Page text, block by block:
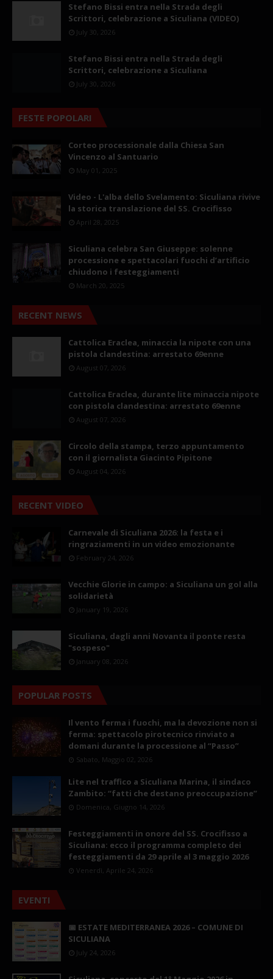
Stefano Bissi entra nella Strada degli
Scrittori, celebrazione a Siculiana (VIDEO)
July 30, 2026
Stefano Bissi entra nella Strada degli
Scrittori, celebrazione a Siculiana
July 30, 2026
FESTE POPOLARI
Corteo processionale dalla Chiesa San
Vincenzo al Santuario
May 01, 2025
Video - L'alba dello Svelamento: Siculiana rivive
la storica translazione del SS. Crocifisso
April 28, 2025
Siculiana celebra San Giuseppe: solenne
processione e spettacolari fuochi d’artificio
chiudono i festeggiamenti
March 20, 2025
RECENT NEWS
Cattolica Eraclea, minaccia la nipote con una
pistola clandestina: arrestato 69enne
August 07, 2026
Cattolica Eraclea, durante lite minaccia nipote
con pistola clandestina: arrestato 69enne
August 07, 2026
Circolo della stampa, terzo appuntamento
con il giornalista Giacinto Pipitone
August 04, 2026
RECENT VIDEO
Carnevale di Siculiana 2026: la festa e i
ringraziamenti in un video emozionante
February 24, 2026
Vecchie Glorie in campo: a Siculiana un gol alla
solidarietà
January 19, 2026
Siculiana, dagli anni Novanta il ponte resta
"sospeso"
January 08, 2026
POPULAR POSTS
Il vento ferma i fuochi, ma la devozione non si
ferma: spettacolo pirotecnico rinviato a
domani durante la processione al “Passo”
Sabato, Maggio 02, 2026
Lite nel traffico a Siculiana Marina, il sindaco
Zambito: “fatti che destano preoccupazione”
Domenica, Giugno 14, 2026
Festeggiamenti in onore del SS. Crocifisso a
Siculiana: ecco il programma completo dei
festeggiamenti da 29 aprile al 3 maggio 2026
Venerdì, Aprile 24, 2026
EVENTI
📅 ESTATE MEDITERRANEA 2026 – COMUNE DI
SICULIANA
July 24, 2026